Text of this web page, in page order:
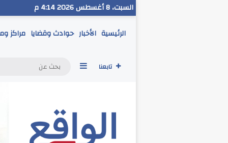
السبت، 8 أغسطس 2026 4:14 م
الرئيسية الأخبار حوادث وقضايا مراكز
تابعنا إضافة عمود جانبي